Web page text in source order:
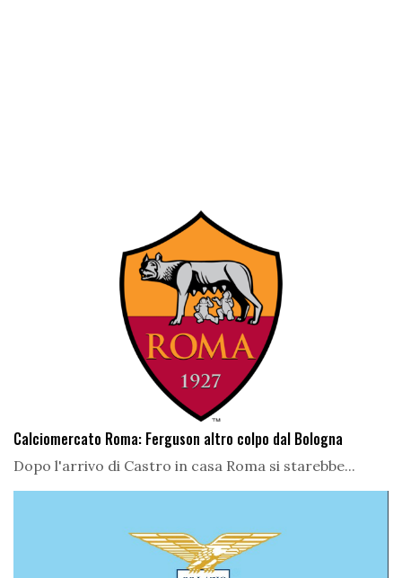
Calciomercato Roma: Ferguson altro colpo dal Bologna
Dopo l'arrivo di Castro in casa Roma si starebbe...